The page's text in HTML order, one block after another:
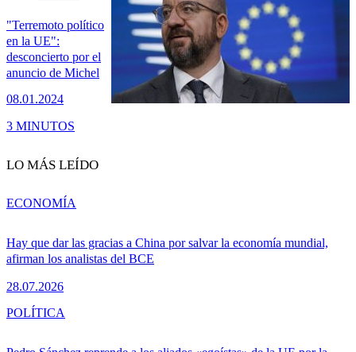
"Terremoto político
en la UE":
desconcierto por el
anuncio de Michel
08.01.2024
3 MINUTOS
LO MÁS LEÍDO
Hay que dar las gracias a China por salvar la economía mundial,
afirman los analistas del BCE
28.07.2026
ECONOMÍA
POLÍTICA